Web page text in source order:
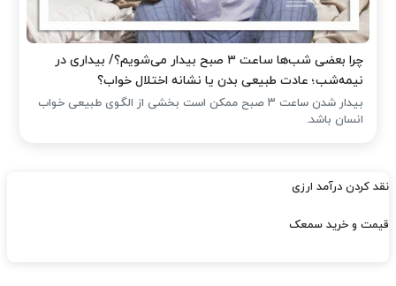
چرا بعضی شب‌ها ساعت ۳ صبح بیدار می‌شویم؟/ بیداری در
نیمه‌شب؛ عادت طبیعی بدن یا نشانه اختلال خواب؟
بیدار شدن ساعت ۳ صبح ممکن است بخشی از الگوی طبیعی خواب
انسان باشد.
نقد کردن درآمد ارزی
قیمت و خرید سمعک